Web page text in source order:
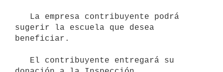
sugerir la escuela que desea
beneficiar.